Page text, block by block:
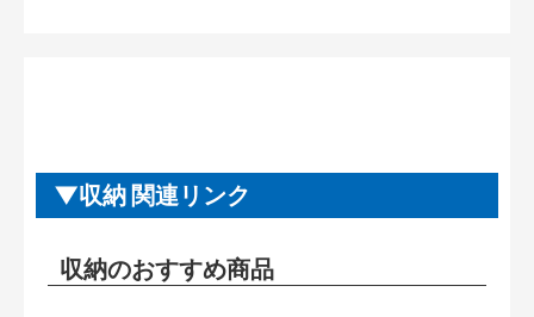
収納 関連リンク
収納のおすすめ商品